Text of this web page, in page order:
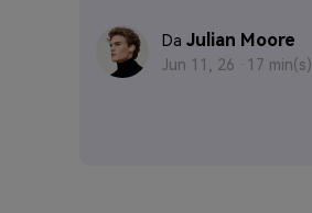
Da Julian Moore
Jun 11, 26 · 17 min(s)